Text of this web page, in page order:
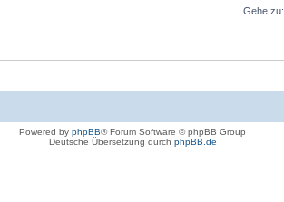
Gehe zu:
Powered by phpBB® Forum Software © phpBB Group
Deutsche Übersetzung durch phpBB.de